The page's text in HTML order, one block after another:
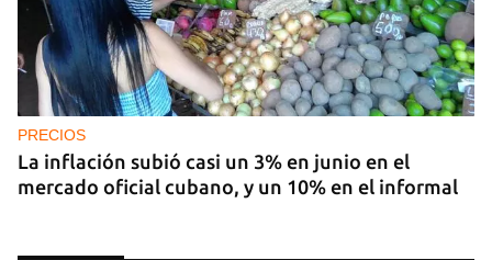
PRECIOS
La inflación subió casi un 3% en junio en el
mercado oficial cubano, y un 10% en el informal